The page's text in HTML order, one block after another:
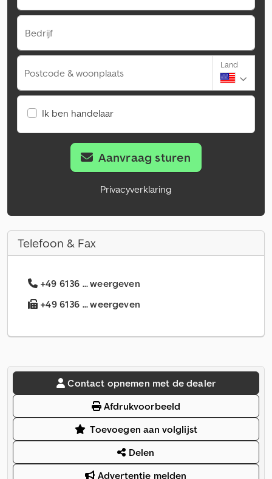
Bedrijf
Postcode & woonplaats
Land
Ik ben handelaar
Aanvraag sturen
Privacyverklaring
Telefoon & Fax
+49 6136 ... weergeven
+49 6136 ... weergeven
Contact opnemen met de dealer
Afdrukvoorbeeld
Toevoegen aan volglijst
Delen
Advertentie melden